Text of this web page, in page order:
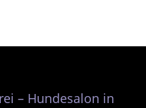
– Hundesalon in